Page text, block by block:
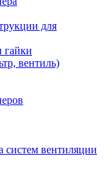
для
гайки
вентиль)
систем вентиляции